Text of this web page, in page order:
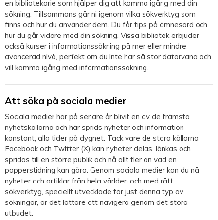
en bibliotekarie som hjälper dig att komma igång med din
sökning. Tillsammans går ni igenom vilka sökverktyg som
finns och hur du använder dem. Du får tips på ämnesord och
hur du går vidare med din sökning. Vissa bibliotek erbjuder
också kurser i informationssökning på mer eller mindre
avancerad nivå, perfekt om du inte har så stor datorvana och
vill komma igång med informationssökning.
Att söka på sociala medier
Sociala medier har på senare år blivit en av de främsta
nyhetskällorna och här sprids nyheter och information
konstant, alla tider på dygnet. Tack vare de stora källorna
Facebook och Twitter (X) kan nyheter delas, länkas och
spridas till en större publik och nå allt fler än vad en
papperstidning kan göra. Genom sociala medier kan du nå
nyheter och artiklar från hela världen och med rätt
sökverktyg, speciellt utvecklade för just denna typ av
sökningar, är det lättare att navigera genom det stora
utbudet.